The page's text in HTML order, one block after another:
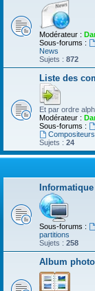
Modérateur :
Sous-forums :
News
Sujets : 872
Liste des
Et par ordre
Modérateur :
Sous-forums :
Sujets : 24
Informatique
Sous-forums :
partitions
Sujets : 258
Album